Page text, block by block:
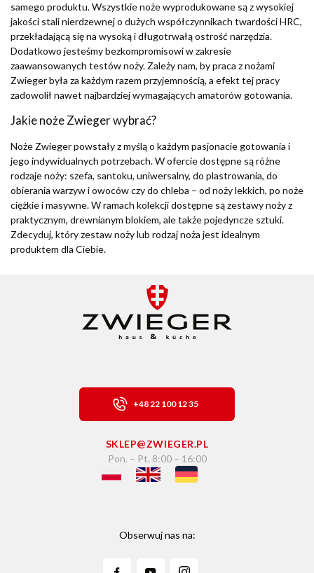
samego produktu. Wszystkie noże wyprodukowane są z wysokiej
jakości stali nierdzewnej o dużych współczynnikach twardości HRC,
przekładającą się na wysoką i długotrwałą ostrość narzędzia.
Dodatkowo jesteśmy bezkompromisowi w zakresie
zaawansowanych testów noży. Zależy nam, by praca z nożami
Zwieger była za każdym razem przyjemnością, a efekt tej pracy
zadowolił nawet najbardziej wymagających amatorów gotowania.
Jakie noże Zwieger wybrać?
Noże Zwieger powstały z myślą o każdym pasjonacie gotowania i
jego indywidualnych potrzebach. W ofercie dostępne są różne
rodzaje noży: szefa, santoku, uniwersalny, do plastrowania, do
obierania warzyw i owoców czy do chleba – od noży lekkich, po noże
ciężkie i masywne. W ramach kolekcji dostępne są zestawy noży z
praktycznym, drewnianym blokiem, ale także pojedyncze sztuki.
Zdecyduj, który zestaw noży lub rodzaj noża jest idealnym
produktem dla Ciebie.
+48 22 100 12 35
SKLEP@ZWIEGER.PL
Pon. – Pt. 8:00 – 16:00
Obserwuj nas na: